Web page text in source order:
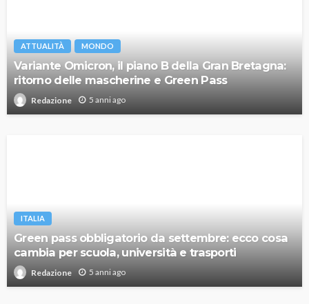
ATTUALITÀ MONDO
Variante Omicron, il piano B della Gran Bretagna:
ritorno delle mascherine e Green Pass
Redazione 5 anni ago
ITALIA
Green pass obbligatorio da settembre: ecco cosa
cambia per scuola, università e trasporti
Redazione 5 anni ago